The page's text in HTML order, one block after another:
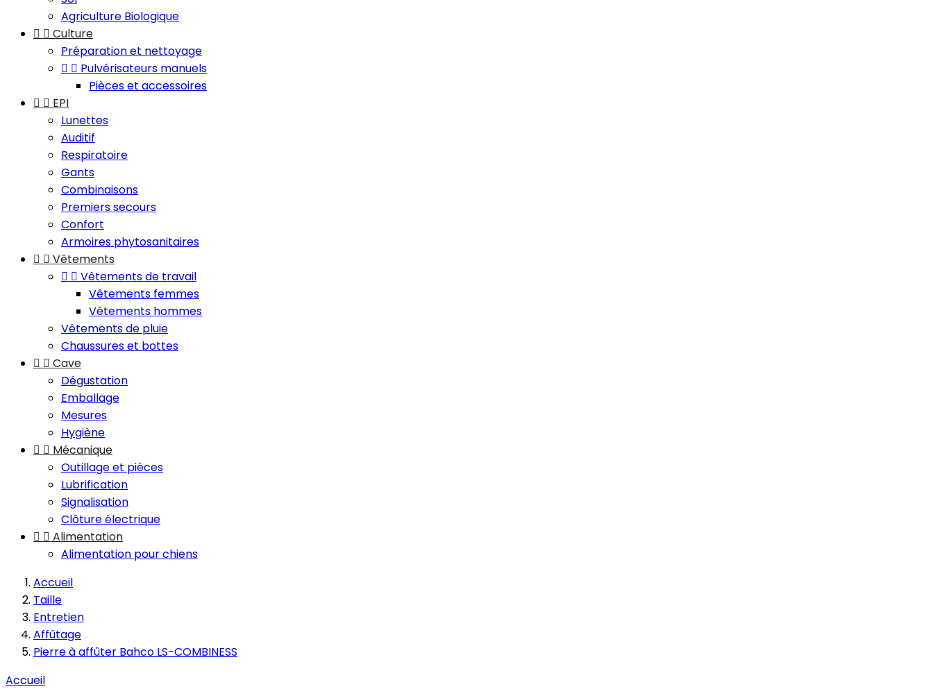
Agriculture Biologique
  Culture
Préparation et nettoyage
  Pulvérisateurs manuels
Pièces et accessoires
  EPI
Lunettes
Auditif
Respiratoire
Gants
Combinaisons
Premiers secours
Confort
Armoires phytosanitaires
  Vêtements
  Vêtements de travail
Vêtements femmes
Vêtements hommes
Vêtements de pluie
Chaussures et bottes
  Cave
Dégustation
Emballage
Mesures
Hygiène
  Mécanique
Outillage et pièces
Lubrification
Signalisation
Clôture électrique
  Alimentation
Alimentation pour chiens
Accueil
Taille
Entretien
Affûtage
Pierre à affûter Bahco LS-COMBINESS
Accueil